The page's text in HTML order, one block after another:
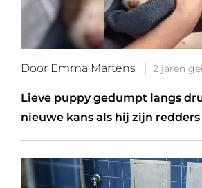
Door Emma Martens 2 jaren
Lieve puppy gedumpt langs
nieuwe kans als hij zijn